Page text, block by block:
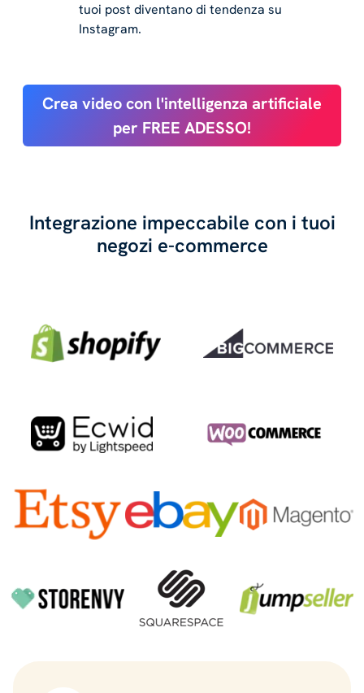
tuoi post diventano di tendenza su
Instagram.
Crea video con l'intelligenza artificiale
per FREE ADESSO!
Integrazione impeccabile con i tuoi
negozi e-commerce